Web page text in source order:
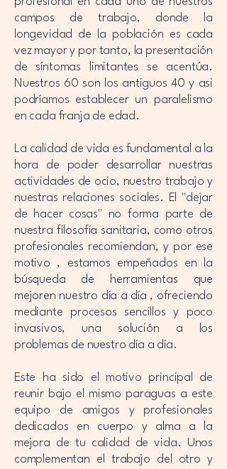
campos de trabajo, donde la
longevidad de la población es cada
vez mayor y por tanto, la presentación
de síntomas limitantes se acentúa.
Nuestros 60 son los antiguos 40 y asi
podríamos establecer un paralelismo
en cada franja de edad.
La calidad de vida es fundamental a la
hora de poder desarrollar nuestras
actividades de ocio, nuestro trabajo y
nuestras relaciones sociales. El "dejar
de hacer cosas" no forma parte de
nuestra filosofía sanitaria, como otros
profesionales recomiendan, y por ese
motivo , estamos empeñados en la
búsqueda de herramientas que
mejoren nuestro día a día , ofreciendo
mediante procesos sencillos y poco
invasivos, una solución a los
problemas de nuestro día a día.
Este ha sido el motivo principal de
reunir bajo el mismo paraguas a este
equipo de amigos y profesionales
dedicados en cuerpo y alma a la
mejora de tu calidad de vida. Unos
complementan el trabajo del otro y